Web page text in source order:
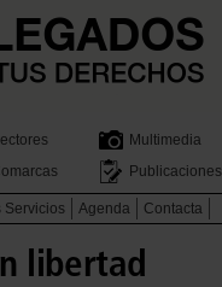
Multimedia
Publicaciones
Servicios Agenda Contacta
libertad